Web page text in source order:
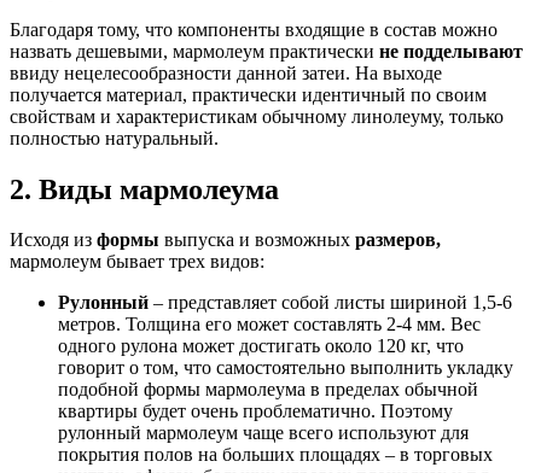
Благодаря тому, что компоненты входящие в состав можно
назвать дешевыми, мармолеум практически не подделывают
ввиду нецелесообразности данной затеи. На выходе
получается материал, практически идентичный по своим
свойствам и характеристикам обычному линолеуму, только
полностью натуральный.
2. Виды мармолеума
Исходя из формы выпуска и возможных размеров,
мармолеум бывает трех видов:
Рулонный – представляет собой листы шириной 1,5-6
метров. Толщина его может составлять 2-4 мм. Вес
одного рулона может достигать около 120 кг, что
говорит о том, что самостоятельно выполнить укладку
подобной формы мармолеума в пределах обычной
квартиры будет очень проблематично. Поэтому
рулонный мармолеум чаще всего используют для
покрытия полов на больших площадях – в торговых